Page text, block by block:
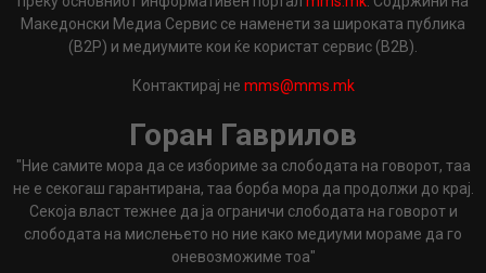
Македонски Медиа Сервис се наменети за широката публика
(B2P) и медиумите кои ќе користат сервис (B2B).
Контактирај не mms@mms.mk
Горан Гаврилов
"Ние самите мора да се избориме за слободата на говорот, таа
не е секогаш гарантирана, таа борба мора да продолжи до крај.
Секоја власт тежнее да ја ограничи слободата на говорот и
слободата на мислењето но ние како медиуми мораме да го
оневозможиме тоа"